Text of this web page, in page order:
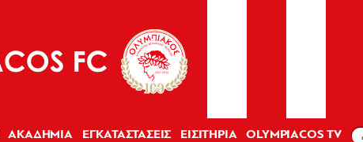
ΑΚΑΔΗΜΙΑ ΕΓΚΑΤΑΣΤΑΣΕΙΣ ΕΙΣΙΤΗΡΙΑ OLYMPIACOS TV